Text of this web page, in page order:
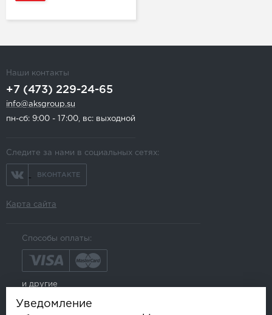
Наши контакты
+7 (473) 229-24-65
info@aksgroup.su
пн-сб: 9:00 - 17:00, вс: выходной
Следите за нами в социальных сетях:
ВКОНТАКТЕ
Карта сайта
Способы оплаты:
и другие
Уведомление